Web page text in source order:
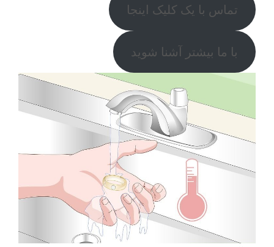
تماس با یک کلیک اینجا
با ما بیشتر آشنا شوید